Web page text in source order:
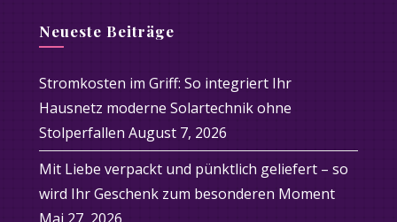
Neueste Beiträge
Stromkosten im Griff: So integriert Ihr
Hausnetz moderne Solartechnik ohne
Stolperfallen August 7, 2026
Mit Liebe verpackt und pünktlich geliefert – so
wird Ihr Geschenk zum besonderen Moment